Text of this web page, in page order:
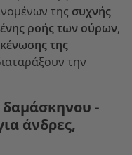
της συχνής
ροής των ούρων,
της
την
δαμάσκηνου -
άνδρες,